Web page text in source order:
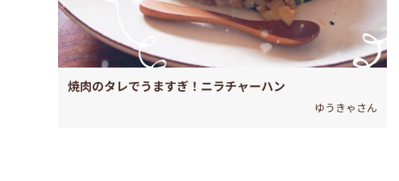
焼肉のタレでうますぎ！ニラチャーハン
ゆうきゃさん